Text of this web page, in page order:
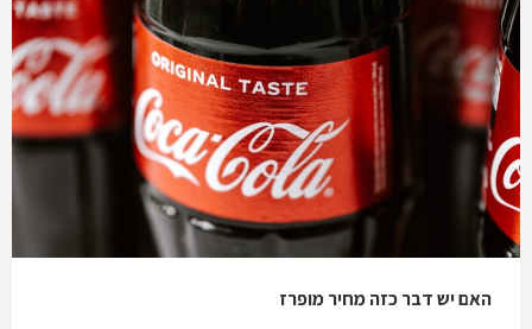
האם יש דבר כזה מחיר מופרז